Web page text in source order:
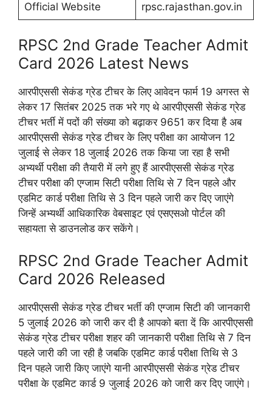
Official Website rpsc.rajasthan.gov.in
RPSC 2nd Grade Teacher Admit
Card 2026 Latest News
आरपीएससी सेकंड ग्रेड टीचर के लिए आवेदन फार्म 19 अगस्त से
लेकर 17 सितंबर 2025 तक भरे गए थे आरपीएससी सेकंड ग्रेड
टीचर भर्ती में पदों की संख्या को बढ़ाकर 9651 कर दिया है अब
आरपीएससी सेकंड ग्रेड टीचर के लिए परीक्षा का आयोजन 12
जुलाई से लेकर 18 जुलाई 2026 तक किया जा रहा है सभी
अभ्यर्थी परीक्षा की तैयारी में लगे हुए हैं आरपीएससी सेकंड ग्रेड
टीचर परीक्षा की एग्जाम सिटी परीक्षा तिथि से 7 दिन पहले और
एडमिट कार्ड परीक्षा तिथि से 3 दिन पहले जारी कर दिए जाएंगे
जिन्हें अभ्यर्थी आधिकारिक वेबसाइट एवं एसएसओ पोर्टल की
सहायता से डाउनलोड कर सकेंगे।
RPSC 2nd Grade Teacher Admit
Card 2026 Released
आरपीएससी सेकंड ग्रेड टीचर भर्ती की एग्जाम सिटी की जानकारी
5 जुलाई 2026 को जारी कर दी है आपको बता दें कि आरपीएससी
सेकंड ग्रेड टीचर परीक्षा शहर की जानकारी परीक्षा तिथि से 7 दिन
पहले जारी की जा रही है जबकि एडमिट कार्ड परीक्षा तिथि से 3
दिन पहले जारी किए जाएंगे यानी आरपीएससी सेकंड ग्रेड टीचर
परीक्षा के एडमिट कार्ड 9 जुलाई 2026 को जारी कर दिए जाएंगे।